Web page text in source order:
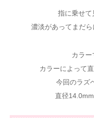
指に乗せて
濃淡があってまだ
カラー
カラーによって
今回のラズ
直径